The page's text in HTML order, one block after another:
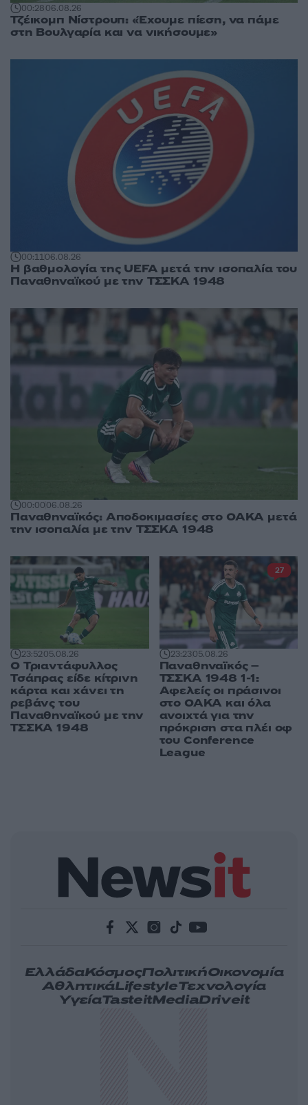
00:2806.08.26
Τζέικομπ Νίστρουπ: «Έχουμε πίεση, να πάμε
στη Βουλγαρία και να νικήσουμε»
00:1106.08.26
Η βαθμολογία της UEFA μετά την ισοπαλία του
Παναθηναϊκού με την ΤΣΣΚΑ 1948
00:0006.08.26
Παναθηναϊκός: Αποδοκιμασίες στο ΟΑΚΑ μετά
την ισοπαλία με την ΤΣΣΚΑ 1948
23:5205.08.26
Ο Τριαντάφυλλος
Τσάπρας είδε κίτρινη
κάρτα και χάνει τη
ρεβάνς του
Παναθηναϊκού με την
ΤΣΣΚΑ 1948
23:2305.08.26
Παναθηναϊκός –
ΤΣΣΚΑ 1948 1-1:
Αφελείς οι πράσινοι
στο ΟΑΚΑ και όλα
ανοιχτά για την
πρόκριση στα πλέι οφ
του Conference
League
27
ΕλλάδαΚόσμοςΠολιτικήΟικονομία
ΑθλητικάLifestyleΤεχνολογία
ΥγείαTasteitMediaDriveit